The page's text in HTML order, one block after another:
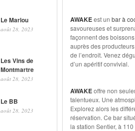
Le Marlou
août 28, 2023
Les Vins de
Montmartre
août 28, 2023
Le BB
août 28, 2023
AWAKEest un bar à
savoureuses et
façonnent des
auprès des
de l’endroit. Venez
d’un apéritif convivial.
AWAKEoffre non
talentueux. Une
Explorez alors les
réservation. Ce bar
la station Sentier, à